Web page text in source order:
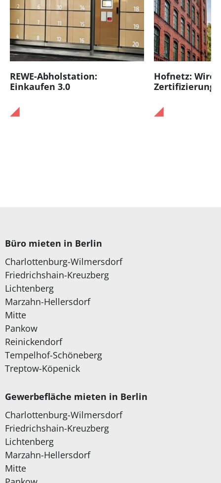
REWE-Abholstation:
Einkaufen 3.0
Hofnetz:
Büro mieten in Berlin
Charlottenburg-Wilmersdorf
Friedrichshain-Kreuzberg
Lichtenberg
Marzahn-Hellersdorf
Mitte
Pankow
Reinickendorf
Tempelhof-Schöneberg
Treptow-Köpenick
Gewerbefläche mieten in Berlin
Charlottenburg-Wilmersdorf
Friedrichshain-Kreuzberg
Lichtenberg
Marzahn-Hellersdorf
Mitte